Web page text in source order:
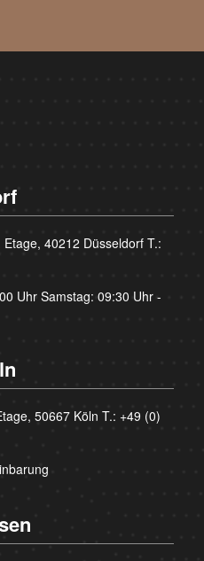
40212 Düsseldorf T.:
Uhr Samstag: 09:30 Uhr -
50667 Köln T.: +49 (0)